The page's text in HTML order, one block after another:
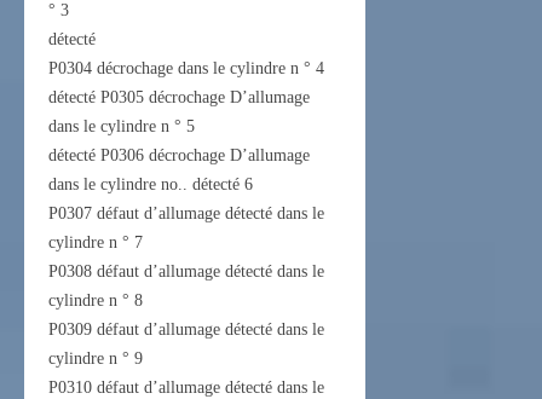
° 3
détecté
P0304 décrochage dans le cylindre n ° 4
détecté P0305 décrochage D’allumage
dans le cylindre n ° 5
détecté P0306 décrochage D’allumage
dans le cylindre no.. détecté 6
P0307 défaut d’allumage détecté dans le
cylindre n ° 7
P0308 défaut d’allumage détecté dans le
cylindre n ° 8
P0309 défaut d’allumage détecté dans le
cylindre n ° 9
P0310 défaut d’allumage détecté dans le